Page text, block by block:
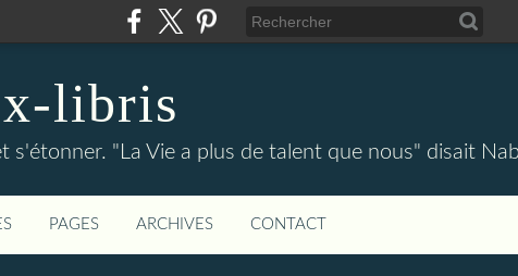
libris
s'étonner. "La Vie a plus de talent que nous" disait
PAGES ARCHIVES CONTACT